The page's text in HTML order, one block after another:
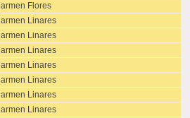
Flores
Linares
Linares
Linares
Linares
Linares
Linares
Linares